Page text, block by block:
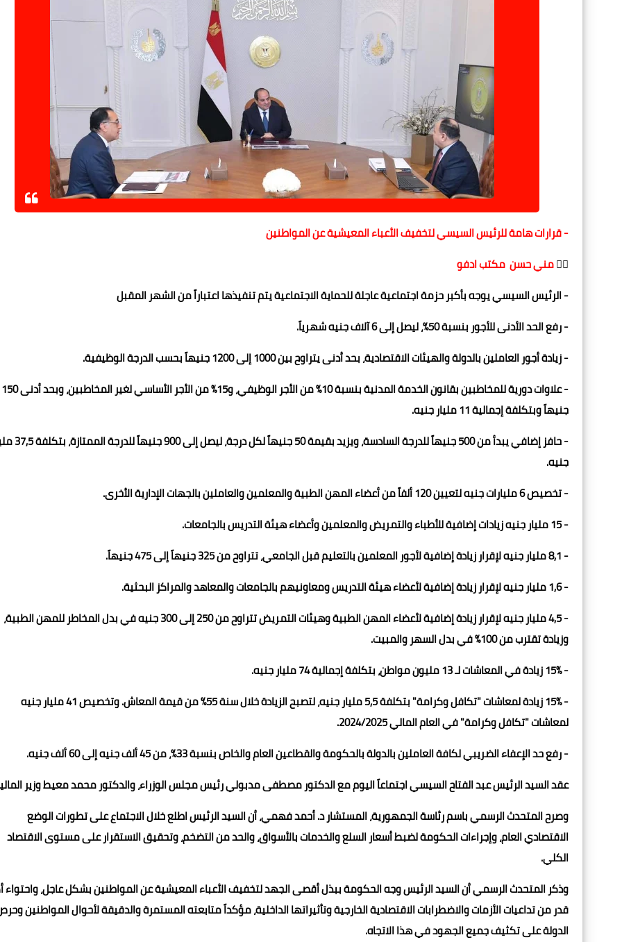
- قرارات هامة للرئيس السيسي لتخفيف الأعباء المعيشية عن المواطنين
✍🏻مني حسن مكتب ادفو
- الرئيس السيسي يوجه بأكبر حزمة اجتماعية عاجلة للحماية الاجتماعية يتم تنفيذها اعتباراً من الشهر المقبل
- رفع الحد الأدنى للأجور بنسبة 50%، ليصل إلى 6 آلاف جنيه شهرياً.
- زيادة أجور العاملين بالدولة والهيئات الاقتصادية، بحد أدنى يتراوح بين 1000 إلى 1200 جنيهاً بحسب الدرجة الوظيفية.
- علاوات دورية للمخاطبين بقانون الخدمة المدنية بنسبة 10% من الأجر الوظيفي، و15% من الأجر الأساسي لغير المخاطبين، وبحد أدنى 150
جنيهاً وبتكلفة إجمالية 11 مليار جنيه.
- حافز إضافي يبدأ من 500 جنيهاً للدرجة السادسة، ويزيد
جنيه.
- تخصيص 6 مليارات جنيه لتعيين 120 ألفاً من أعضاء المهن الطبية والمعلمين والعاملين بالجهات الإدارية الأخرى.
- 15 مليار جنيه زيادات إضافية للأطباء والتمريض والمعلمين وأعضاء هيئة التدريس بالجامعات.
- 8,1 مليار جنيه لإقرار زيادة إضافية لأجور المعلمين بالتعليم قبل الجامعي، تتراوح من 325 جنيهاً إلى 475 جنيهاً.
- 1,6 مليار جنيه لإقرار زيادة إضافية لأعضاء هيئة التدريس ومعاونيهم بالجامعات والمعاهد والمراكز البحثية.
- 4,5 مليار جنيه لإقرار زيادة إضافية لأعضاء المهن الطبية وهيئات التمريض تتراوح من 250 إلى 300 جنيه في بدل المخاطر للمهن الطبية،
وزيادة تقترب من 100% في بدل السهر والمبيت.
- 15% زيادة في المعاشات لـ 13 مليون مواطن، بتكلفة إجمالية 74 مليار جنيه.
- 15% زيادة لمعاشات "تكافل وكرامة" بتكلفة 5,5 مليار جنيه، لتصبح الزيادة خلال سنة 55% من قيمة المعاش. وتخصيص 41 مليار جنيه
لمعاشات "تكافل وكرامة" في العام المالي 2024/2025.
- رفع حد الإعفاء الضريبي لكافة العاملين بالدولة بالحكومة والقطاعين العام والخاص بنسبة 33%، من 45 ألف جنيه إلى 60 ألف جنيه.
عقد السيد الرئيس عبد الفتاح السيسي اجتماعاً اليوم مع الدكتور مصطفى مدبولي رئيس مجلس الوزراء، والدكتور محمد معيط وزير
وصرح المتحدث الرسمي باسم رئاسة الجمهورية، المستشار د. أحمد فهمي، أن السيد الرئيس اطلع خلال الاجتماع على تطورات الوضع
الاقتصادي العام، وإجراءات الحكومة لضبط أسعار السلع والخدمات بالأسواق، والحد من التضخم، وتحقيق الاستقرار على مستوى الاقتصاد
الكلي.
وذكر المتحدث الرسمي أن السيد الرئيس وجه الحكومة ببذل أقصى الجهد لتخفيف الأعباء المعيشية عن المواطنين بشكل عاجل، واحتواء
قدر من تداعيات الأزمات والاضطرابات الاقتصادية الخارجية وتأثيراتها الداخلية، مؤكداً متابعته المستمرة والدقيقة لأحوال المواطنين
الدولة على تكثيف جميع الجهود في هذا الاتجاه.